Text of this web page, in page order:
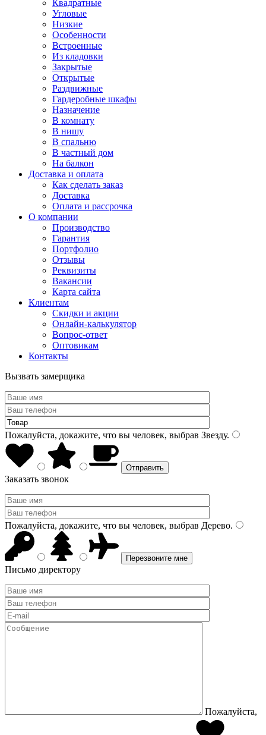
Квадратные
Угловые
Низкие
Особенности
Встроенные
Из кладовки
Закрытые
Открытые
Раздвижные
Гардеробные шкафы
Назначение
В комнату
В нишу
В спальню
В частный дом
На балкон
Доставка и оплата
Как сделать заказ
Доставка
Оплата и рассрочка
О компании
Производство
Гарантия
Портфолио
Отзывы
Реквизиты
Вакансии
Карта сайта
Клиентам
Скидки и акции
Онлайн-калькулятор
Вопрос-ответ
Оптовикам
Контакты
Вызвать замерщика
Пожалуйста, докажите, что вы человек, выбрав Звезду.
Заказать звонок
Пожалуйста, докажите, что вы человек, выбрав Дерево.
Письмо директору
Пожалуйста,